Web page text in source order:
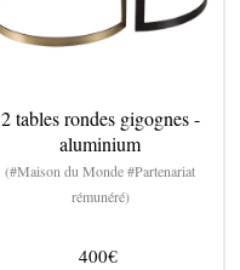
2 tables rondes gigognes -
aluminium
(#Maison du Monde #Partenariat
rémunéré)
400€